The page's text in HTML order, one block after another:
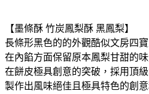
【墨條酥 竹炭鳳梨酥 黑鳳梨】
長條形黑色的的外觀酷似文房四
在內餡方面保留原本鳳梨甘甜的
在餅皮極具創意的突破，採用頂
製作出風味絕佳且極具特色的創意